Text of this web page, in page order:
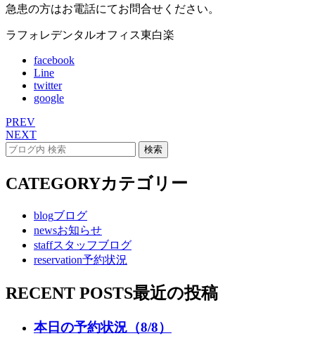
急患の方はお電話にてお問合せください。
ラフォレデンタルオフィス東白楽
facebook
Line
twitter
google
PREV
NEXT
CATEGORYカテゴリー
blogブログ
newsお知らせ
staffスタッフブログ
reservation予約状況
RECENT POSTS最近の投稿
本日の予約状況（8/8）